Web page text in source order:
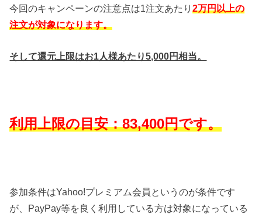
今回のキャンペーンの注意点は1注文あたり2万円以上の
注文が対象になります。
そして還元上限はお1人様あたり5,000円相当。
利用上限の目安：83,400円です。
参加条件はYahoo!プレミアム会員というのが条件です
が、PayPay等を良く利用している方は対象になっている